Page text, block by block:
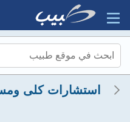
استشارات كلى